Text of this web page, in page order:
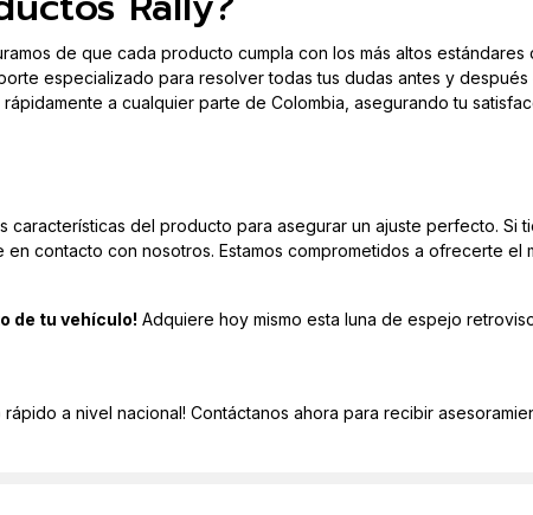
de que cada producto cumpla con los más altos estándares
especializado para resolver todas tus dudas antes y después
a cualquier parte de Colombia, asegurando tu
características del producto para asegurar un ajuste perfecto. Si
contacto con nosotros. Estamos comprometidos a ofrecerte el
de tu vehículo! Adquiere hoy mismo esta luna de espejo
a nivel nacional! Contáctanos ahora para recibir